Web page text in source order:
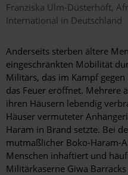
Franziska Ulm-Düsterhöft
International in Deutschland
Anderseits sterben ältere
eingeschränkten Mobilität
Militärs, das im Kampf
das Feuer eröffnet. Mehrere
ihren Häusern lebendig
Häuser vermuteter
Haram in Brand setzte. Bei
mutmaßlicher Boko-Haram-
Menschen inhaftiert und
Militärkaserne Giwa